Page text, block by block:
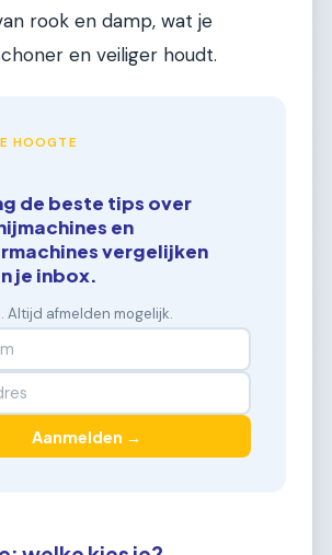
rook en damp, wat je
en veiliger houdt.
HOOGTE
de beste tips over
en
vergelijken
je inbox.
Altijd afmelden mogelijk.
Aanmelden →